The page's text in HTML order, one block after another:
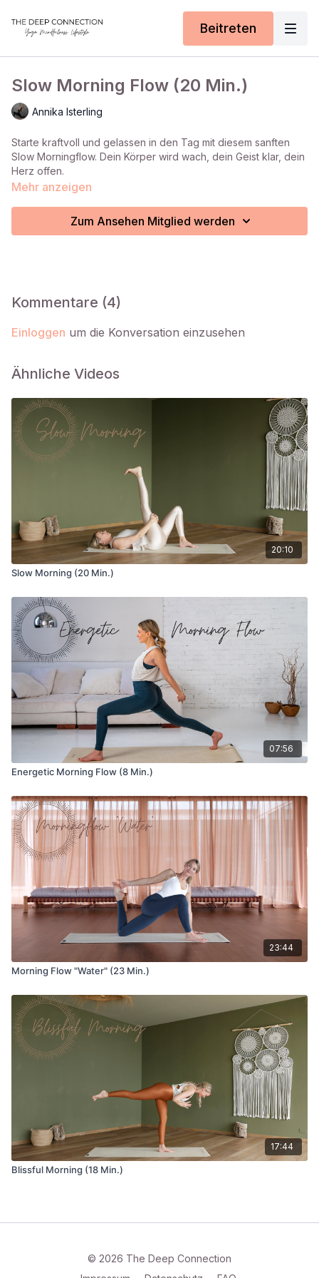
Beitreten
Slow Morning Flow (20 Min.)
Annika Isterling
Starte kraftvoll und gelassen in den Tag mit diesem sanften
Slow Morningflow. Dein Körper wird wach, dein Geist klar, dein
Herz offen.
Mehr anzeigen
Zum Ansehen Mitglied werden
Kommentare (4)
Einloggen um die Konversation einzusehen
Ähnliche Videos
20:10
Slow Morning (20 Min.)
07:56
Energetic Morning Flow (8 Min.)
23:44
Morning Flow "Water" (23 Min.)
17:44
Blissful Morning (18 Min.)
© 2026 The Deep Connection